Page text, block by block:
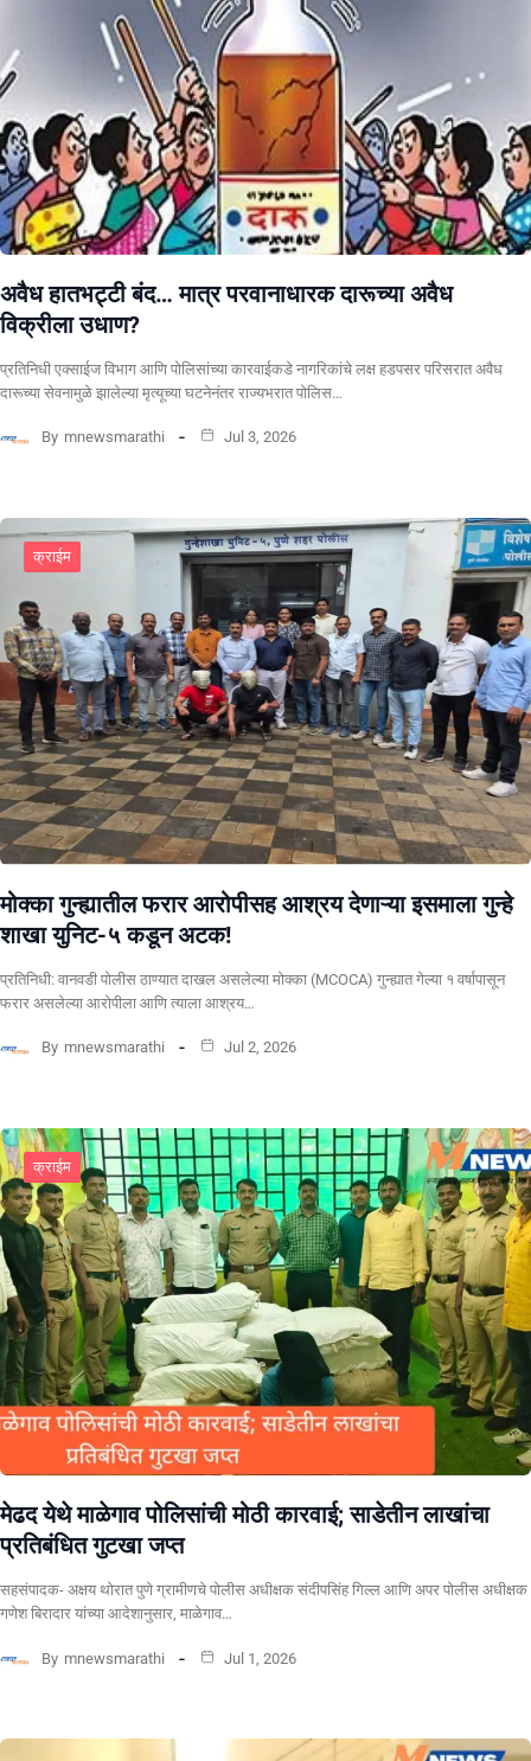
अवैध हातभट्टी बंद… मात्र परवानाधारक दारूच्या अवैध
विक्रीला उधाण?
प्रतिनिधी एक्साईज विभाग आणि पोलिसांच्या कारवाईकडे नागरिकांचे लक्ष हडपसर परिसरात अवैध
दारूच्या सेवनामुळे झालेल्या मृत्यूच्या घटनेनंतर राज्यभरात पोलिस…
By mnewsmarathi Jul 3, 2026
क्राईम
मोक्का गुन्ह्यातील फरार आरोपीसह आश्रय देणाऱ्या इसमाला गुन्हे
शाखा युनिट-५ कडून अटक!
प्रतिनिधी: वानवडी पोलीस ठाण्यात दाखल असलेल्या मोक्का (MCOCA) गुन्ह्यात गेल्या १ वर्षापासून
फरार असलेल्या आरोपीला आणि त्याला आश्रय…
By mnewsmarathi Jul 2, 2026
क्राईम
​मेढद येथे माळेगाव पोलिसांची मोठी कारवाई; साडेतीन लाखांचा
प्रतिबंधित गुटखा जप्त
सहसंपादक- अक्षय थोरात पुणे ग्रामीणचे पोलीस अधीक्षक संदीपसिंह गिल्ल आणि अपर पोलीस अधीक्षक
गणेश बिरादार यांच्या आदेशानुसार, माळेगाव…
By mnewsmarathi Jul 1, 2026